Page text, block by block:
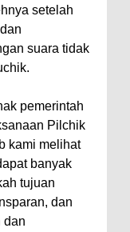
setelah
suara tidak
pemerintah
Pilchik
kami melihat
banyak
tujuan
dan
dan